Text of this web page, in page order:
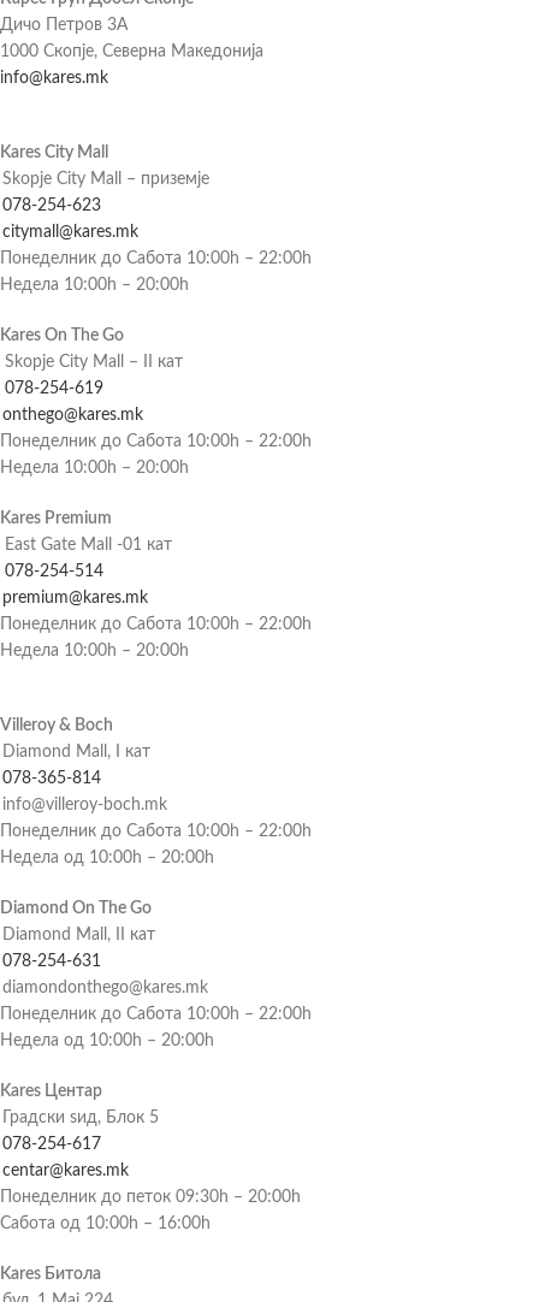
Дичо Петров 3А
1000 Скопје, Северна Македонија
info@kares.mk
Kares City Mall
Skopje City Mall – приземје
078-254-623
citymall@kares.mk
Понеделник до Сабота 10:00h – 22:00h
Недела 10:00h – 20:00h
Kares On The Go
Skopje City Mall – II кат
078-254-619
onthego@kares.mk
Понеделник до Сабота 10:00h – 22:00h
Недела 10:00h – 20:00h
Kares Premium
East Gate Mall -01 кат
078-254-514
premium@kares.mk
Понеделник до Сабота 10:00h – 22:00h
Недела 10:00h – 20:00h
Villeroy & Boch
Diamond Mall, I кат
078-365-814
info@villeroy-boch.mk
Понеделник до Сабота 10:00h – 22:00h
Недела од 10:00h – 20:00h
Diamond On The Go
Diamond Mall, II кат
078-254-631
diamondonthego@kares.mk
Понеделник до Сабота 10:00h – 22:00h
Недела од 10:00h – 20:00h
Kares Центар
Градски ѕид, Блок 5
078-254-617
centar@kares.mk
Понеделник до петок 09:30h – 20:00h
Сабота од 10:00h – 16:00h
Kares Битола